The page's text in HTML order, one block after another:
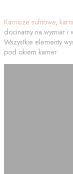
Karnisze sufitowe,
docinamy na wymiar i
Wszystkie elementy
pod okiem kamer.